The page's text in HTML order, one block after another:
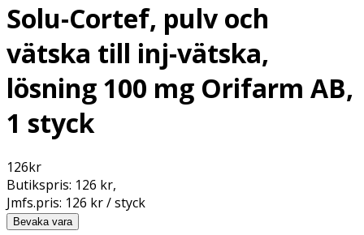
Solu-Cortef, pulv och
vätska till inj-vätska,
lösning 100 mg Orifarm AB,
1 styck
126kr
Butikspris: 126 kr,
Jmfs.pris: 126 kr / styck
Bevaka vara